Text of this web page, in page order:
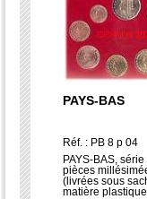
PAYS-BAS
Réf. : PB 8 p 04
PAYS-BAS,
pièces
(livrées sous
matière